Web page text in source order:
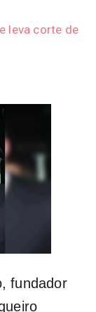
leva corte de
fundador